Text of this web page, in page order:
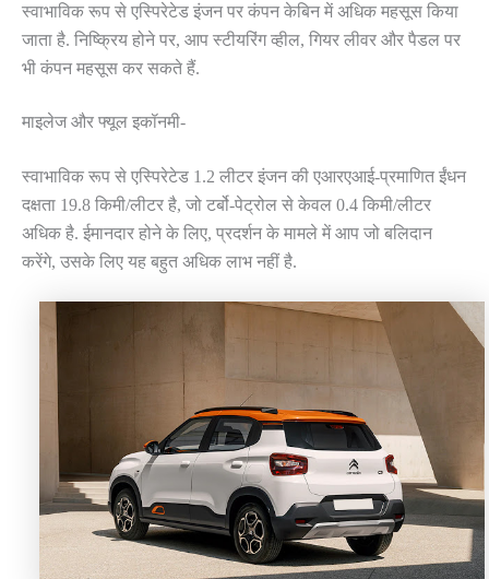
स्वाभाविक रूप से एस्पिरेटेड इंजन पर कंपन केबिन में अधिक महसूस किया
जाता है. निष्क्रिय होने पर, आप स्टीयरिंग व्हील, गियर लीवर और पैडल पर
भी कंपन महसूस कर सकते हैं.
माइलेज और फ्यूल इकॉनमी-
स्वाभाविक रूप से एस्पिरेटेड 1.2 लीटर इंजन की एआरएआई-प्रमाणित ईंधन
दक्षता 19.8 किमी/लीटर है, जो टर्बो-पेट्रोल से केवल 0.4 किमी/लीटर
अधिक है. ईमानदार होने के लिए, प्रदर्शन के मामले में आप जो बलिदान
करेंगे, उसके लिए यह बहुत अधिक लाभ नहीं है.